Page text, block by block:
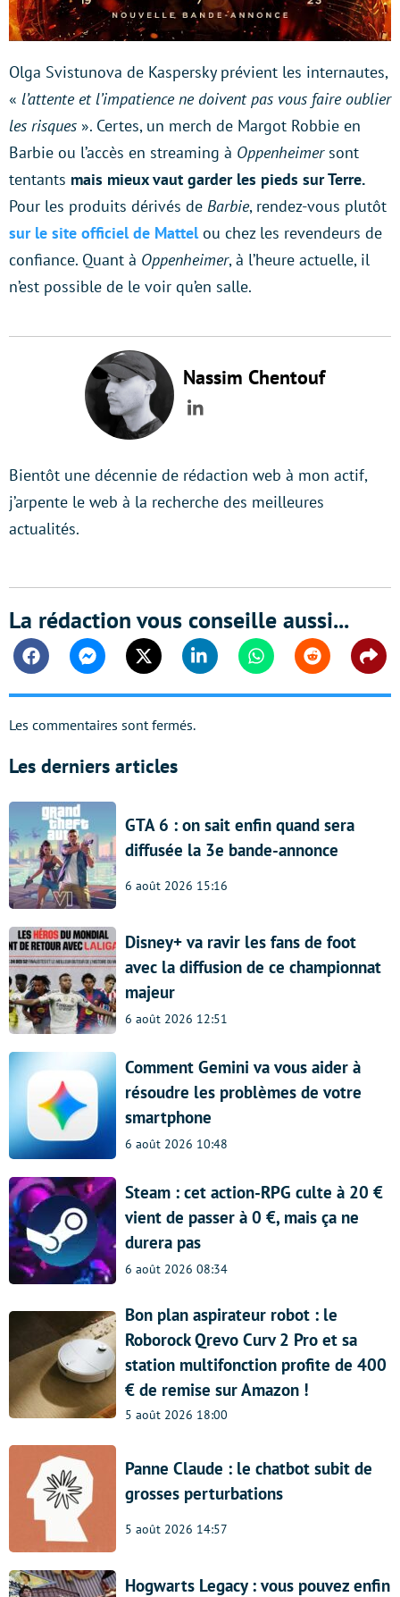
Olga Svistunova de Kaspersky prévient les internautes,
« l’attente et l’impatience ne doivent pas vous faire oublier
les risques ». Certes, un merch de Margot Robbie en
Barbie ou l’accès en streaming à Oppenheimersont
tentants mais mieux vaut garder les pieds sur Terre.
Pour les produits dérivés de Barbie, rendez-vous plutôt
sur le site officiel de Mattelou chez les revendeurs de
confiance. Quant à Oppenheimer, à l’heure actuelle, il
n’est possible de le voir qu’en salle.
Nassim Chentouf
LinkedIn
Bientôt une décennie de rédaction web à mon actif,
j’arpente le web à la recherche des meilleures
actualités.
La rédaction vous conseille aussi...
FacebookMessengerTwitter Linkedin WhatsappReddit
Les commentaires sont fermés.
Les derniers articles
GTA 6 : on sait enfin quand sera
diffusée la 3e bande-annonce
6 août 2026 15:16
Disney+ va ravir les fans de foot
avec la diffusion de ce championnat
majeur
6 août 2026 12:51
Comment Gemini va vous aider à
résoudre les problèmes de votre
smartphone
6 août 2026 10:48
Steam : cet action-RPG culte à 20 €
vient de passer à 0 €, mais ça ne
durera pas
6 août 2026 08:34
Bon plan aspirateur robot : le
Roborock Qrevo Curv 2 Pro et sa
station multifonction profite de 400
€ de remise sur Amazon !
5 août 2026 18:00
Panne Claude : le chatbot subit de
grosses perturbations
5 août 2026 14:57
Hogwarts Legacy : vous pouvez enfin